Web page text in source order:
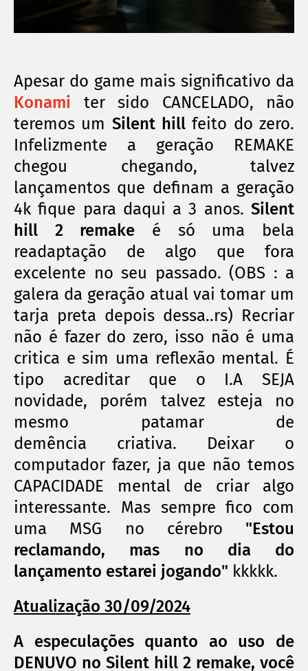
Apesar do game mais significativo da
Konami ter sido CANCELADO, não
teremos um Silent hill feito do zero.
Infelizmente a geração REMAKE
chegou chegando, talvez
lançamentos que definam a geração
4k fique para daqui a 3 anos. Silent
hill 2 remake é só uma bela
readaptação de algo que fora
excelente no seu passado. (OBS : a
galera da geração atual vai tomar um
tarja preta depois dessa..rs) Recriar
não é fazer do zero, isso não é uma
critica e sim uma reflexão mental. É
tipo acreditar que o I.A SEJA
novidade, porém talvez esteja no
mesmo patamar de
demência criativa. Deixar o
computador fazer, ja que não temos
CAPACIDADE mental de criar algo
interessante. Mas sempre fico com
uma MSG no cérebro
"Estou
reclamando, mas no dia do
lançamento estarei jogando" kkkkk.
Atualização 30/09/2024
A especulações quanto ao uso de
DENUVO no Silent hill 2 remake, você